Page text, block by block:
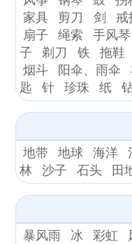
家具
剪刀 剑 戒
扇子
绳索 手风琴
子
剃刀 铁 拖鞋
烟斗
阳伞、雨伞
匙
针 珍珠 纸
地带 地球 海洋
林
沙子 石头 田
暴风雨 冰 彩虹